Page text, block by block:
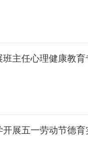
主任心理健康教育
展五一劳动节德育